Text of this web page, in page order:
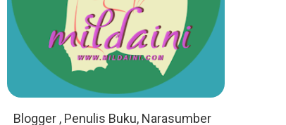
Blogger , Penulis Buku, Narasumber